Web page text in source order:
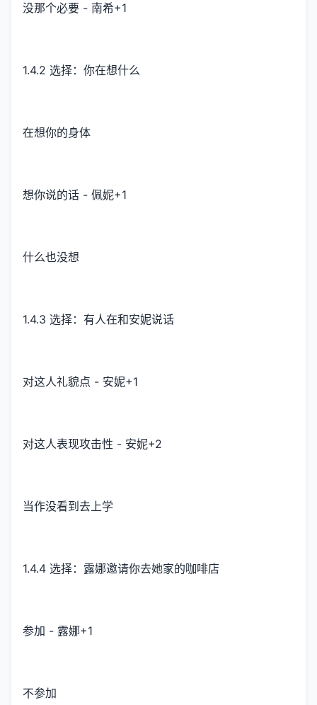
没那个必要 - 南希+1
1.4.2 选择：你在想什么
在想你的身体
想你说的话 - 佩妮+1
什么也没想
1.4.3 选择：有人在和安妮说话
对这人礼貌点 - 安妮+1
对这人表现攻击性 - 安妮+2
当作没看到去上学
1.4.4 选择：露娜邀请你去她家的咖啡店
参加 - 露娜+1
不参加